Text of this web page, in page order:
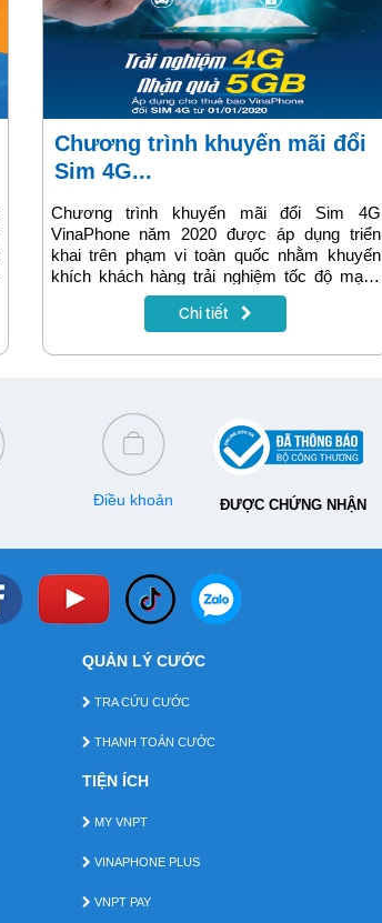
Chương trình khuyến mãi đổi
Sim 4G...
Chương trình khuyến mãi đổi Sim 4G
VinaPhone năm 2020 được áp dụng triển
khai trên phạm vi toàn quốc nhằm khuyến
khích khách hàng trải nghiệm tốc độ mạng
cao hơn. Cụ thể: VinaPhone sẽ MIỄN PHÍ
đổi SIM 4G lần đầu tiên và tặng ngay 5GB
đổi Sim 4G lần nào thì đây chính là cơ hội tốt
Chi tiết
Điều khoản ĐƯỢC CHỨNG NHẬN
QUẢN LÝ CƯỚC
TRA CỨU CƯỚC
THANH TOÁN CƯỚC
TIỆN ÍCH
MY VNPT
VINAPHONE PLUS
VNPT PAY